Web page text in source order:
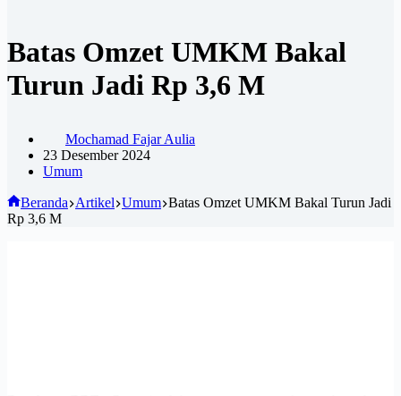
Batas Omzet UMKM Bakal
Turun Jadi Rp 3,6 M
Mochamad Fajar Aulia
23 Desember 2024
Umum
Beranda Artikel Umum Batas Omzet UMKM Bakal Turun Jadi
Rp 3,6 M